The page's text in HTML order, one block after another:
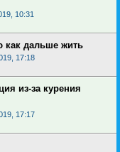
10:31
как дальше жить
17:18
из-за курения
17:17